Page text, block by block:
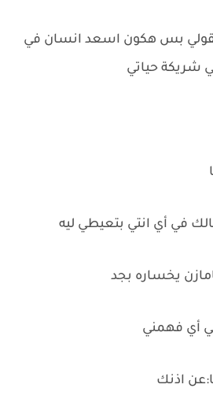
بس هكون اسعد انسان في
شريكة حياتي
في أي انتي بتعيطي ليه
يخساره بجد
أي فهمني
اذنك